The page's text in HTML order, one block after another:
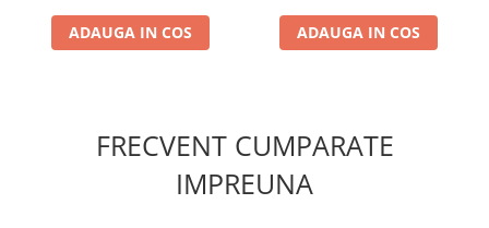
ADAUGA IN COS ADAUGA IN COS
FRECVENT CUMPARATE
IMPREUNA